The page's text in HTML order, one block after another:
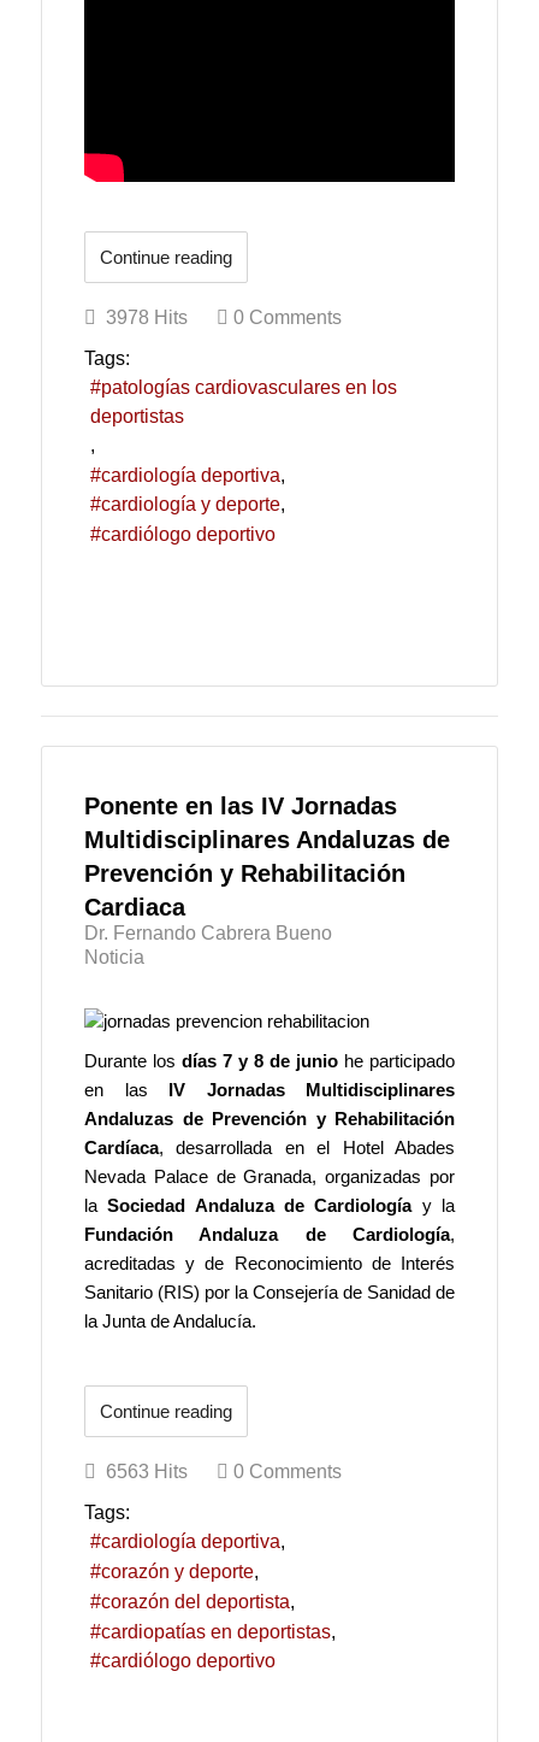
Continue reading
3978 Hits
0 Comments
Tags:
patologías cardiovasculares en los
deportistas
cardiología deportiva
cardiología y deporte
cardiólogo deportivo
Ponente en las IV Jornadas
Multidisciplinares Andaluzas de
Prevención y Rehabilitación
Cardiaca
Dr. Fernando Cabrera Bueno
Noticia
Durante los días 7 y 8 de junio he participado
en las
IV Jornadas Multidisciplinares
Andaluzas de Prevención y Rehabilitación
Cardíaca, desarrollada en el Hotel Abades
Nevada Palace de Granada, organizadas por
laSociedad Andaluza de Cardiologíay la
Fundación Andaluza de Cardiología,
acreditadas y de Reconocimiento de Interés
Sanitario (RIS) por la Consejería de Sanidad de
la Junta de Andalucía.
Continue reading
6563 Hits
0 Comments
Tags:
cardiología deportiva
corazón y deporte
corazón del deportista
cardiopatías en deportistas
cardiólogo deportivo